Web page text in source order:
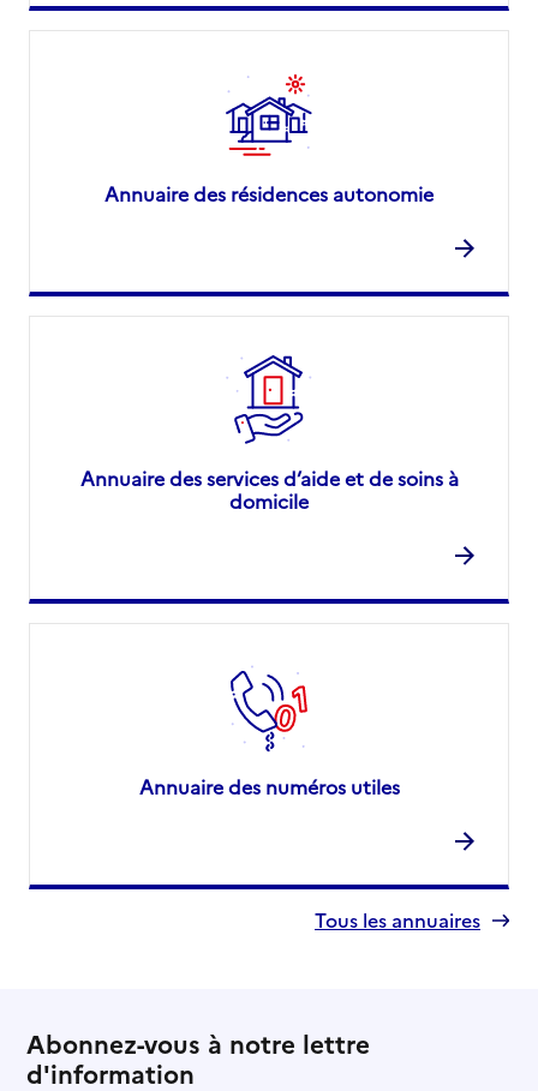
Annuaire des résidences autonomie
Annuaire des services d’aide et de soins à
domicile
Annuaire des numéros utiles
Tous les annuaires
Abonnez-vous à notre lettre
d'information